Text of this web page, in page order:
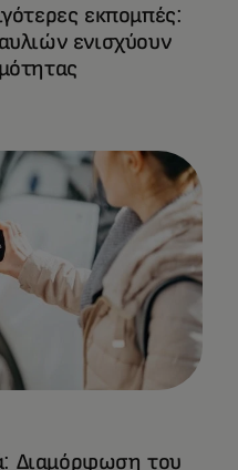
εκπομπές:
ενισχύουν
Διαμόρφωση του